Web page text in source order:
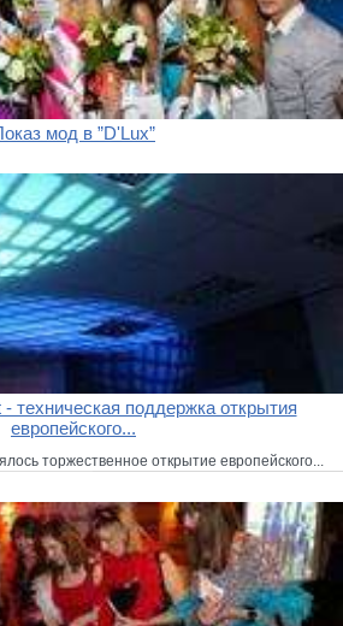
мод в ”D'Lux”
техническая поддержка открытия
европейского...
торжественное открытие европейского...